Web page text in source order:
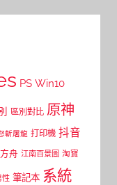
PS Win10
區別對比 原神
斬屠龍 打印機 抖音
舟 江南百景圖 淘寶
性 筆記本 系統